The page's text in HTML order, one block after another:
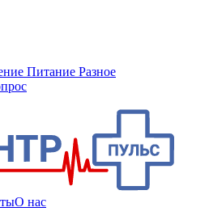
Питание Разное
О нас